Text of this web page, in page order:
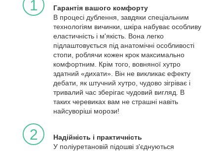
1
Гарантія вашого комфорту
В процесі дублення, завдяки спеціальним
технологіям вичинки, шкіра набуває особливу
еластичність і м'якість. Вона легко
підлаштовується під анатомічні особливості
стопи, роблячи кожен крок максимально
комфортним. Крім того, вовняної хутро
здатний «дихати». Він не викликає ефекту
дебати, як штучний хутро, чудово зігріває і
тривалий час зберігає чудовий вигляд. В
таких черевиках вам не страшні навіть
найсуворіші морози!
2
Надійність і практичність
У поліуретановій підошві з'єднуються